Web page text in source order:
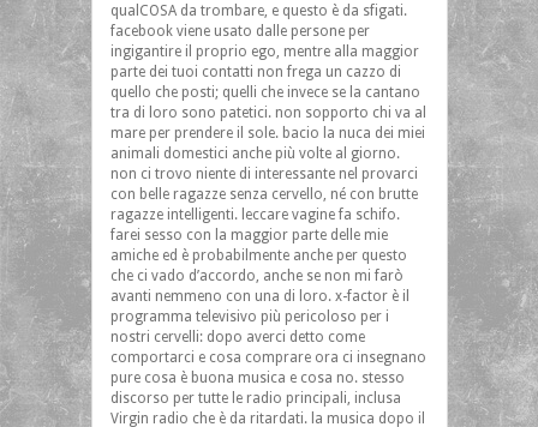
qualCOSA da trombare, e questo è da sfigati.
facebook viene usato dalle persone per
ingigantire il proprio ego, mentre alla maggior
parte dei tuoi contatti non frega un cazzo di
quello che posti; quelli che invece se la cantano
tra di loro sono patetici. non sopporto chi va al
mare per prendere il sole. bacio la nuca dei miei
animali domestici anche più volte al giorno.
non ci trovo niente di interessante nel provarci
con belle ragazze senza cervello, né con brutte
ragazze intelligenti. leccare vagine fa schifo.
farei sesso con la maggior parte delle mie
amiche ed è probabilmente anche per questo
che ci vado d’accordo, anche se non mi farò
avanti nemmeno con una di loro. x-factor è il
programma televisivo più pericoloso per i
nostri cervelli: dopo averci detto come
comportarci e cosa comprare ora ci insegnano
pure cosa è buona musica e cosa no. stesso
discorso per tutte le radio principali, inclusa
Virgin radio che è da ritardati. la musica dopo il